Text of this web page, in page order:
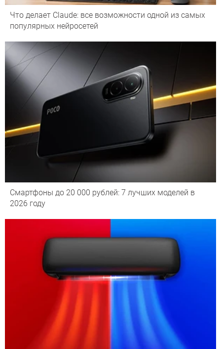
Что делает Сlaude: все возможности одной из самых
популярных нейросетей
Смартфоны до 20 000 рублей: 7 лучших моделей в
2026 году